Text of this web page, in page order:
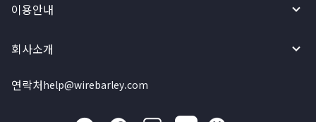
이용안내
회사소개
연락처help@wirebarley.com